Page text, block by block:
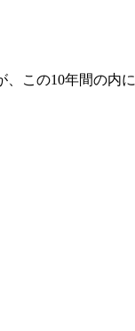
この10年間の内